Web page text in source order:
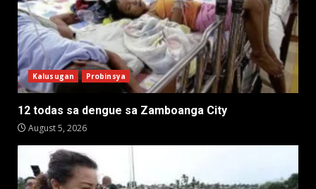
Kalusugan Probinsya
12 todas sa dengue sa Zamboanga City
August 5, 2026